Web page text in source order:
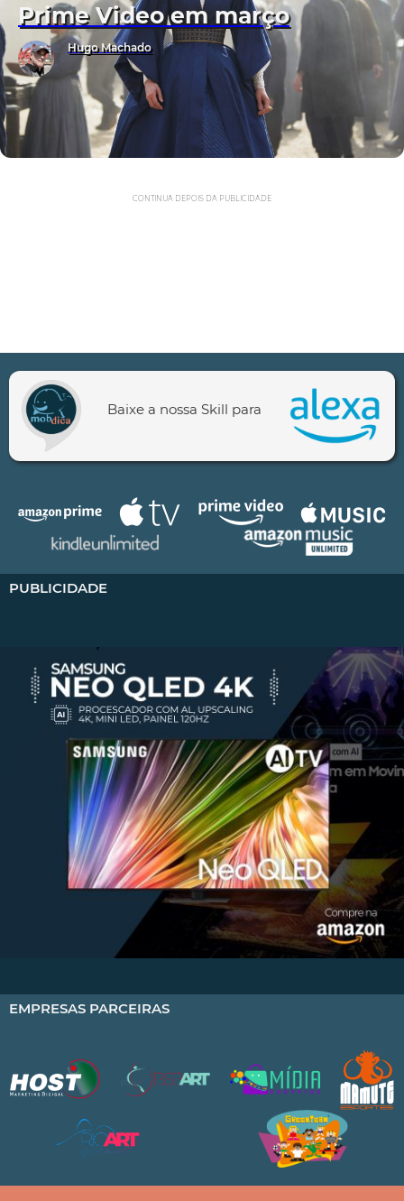
Prime Video em março
Hugo Machado
CONTINUA DEPOIS DA PUBLICIDADE
Baixe a nossa Skill para
PUBLICIDADE
EMPRESAS PARCEIRAS